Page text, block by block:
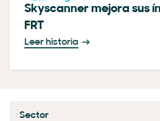
Skyscanner mejora sus
FRT
Leer historia
Sector